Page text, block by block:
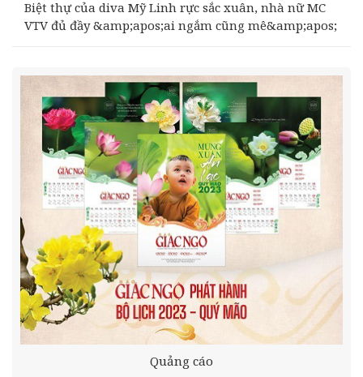
Biệt thự của diva Mỹ Linh rực sắc xuân, nhà nữ MC
VTV đủ đầy &amp;apos;ai ngắm cũng mê&amp;apos;
Quảng cáo